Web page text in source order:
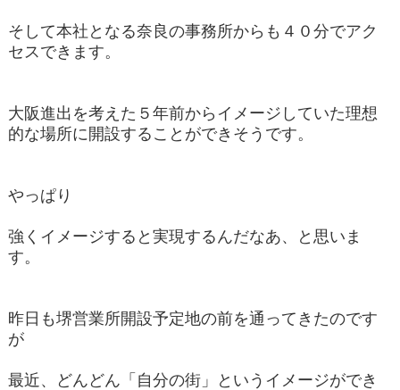
そして本社となる奈良の事務所からも４０分でアク
セスできます。
大阪進出を考えた５年前からイメージしていた理想
的な場所に開設することができそうです。
やっぱり
強くイメージすると実現するんだなあ、と思いま
す。
昨日も堺営業所開設予定地の前を通ってきたのです
が
最近、どんどん「自分の街」というイメージができ